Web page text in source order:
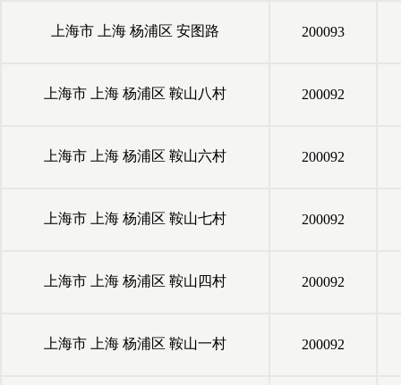
上海市 上海 杨浦区 安图路 200093
上海市 上海 杨浦区 鞍山八村 200092
上海市 上海 杨浦区 鞍山六村 200092
上海市 上海 杨浦区 鞍山七村 200092
上海市 上海 杨浦区 鞍山四村 200092
上海市 上海 杨浦区 鞍山一村 200092